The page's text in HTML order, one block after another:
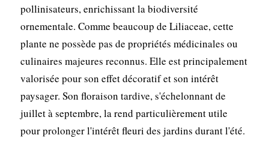
pollinisateurs, enrichissant la biodiversité
ornementale. Comme beaucoup de Liliaceae, cette
plante ne possède pas de propriétés médicinales ou
culinaires majeures reconnus. Elle est principalement
valorisée pour son effet décoratif et son intérêt
paysager. Son floraison tardive, s'échelonnant de
juillet à septembre, la rend particulièrement utile
pour prolonger l'intérêt fleuri des jardins durant l'été.